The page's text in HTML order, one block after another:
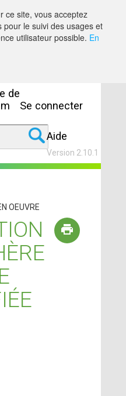
de
Se connecter
Aide
Version 2.10.1
OEUVRE
ce site, vous acceptez
pour le suivi des usages et
utilisateur possible. En